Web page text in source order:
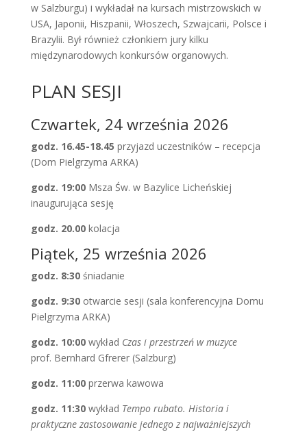
w Salzburgu) i wykładał na kursach mistrzowskich w
USA, Japonii, Hiszpanii, Włoszech, Szwajcarii, Polsce i
Brazylii. Był również członkiem jury kilku
międzynarodowych konkursów organowych.
PLAN SESJI
Czwartek, 24 września 2026
godz. 16.45-18.45 przyjazd uczestników – recepcja
(Dom Pielgrzyma ARKA)
godz. 19:00Msza Św. w Bazylice Licheńskiej
inaugurująca sesję
godz. 20.00kolacja
Piątek, 25 września 2026
godz. 8:30śniadanie
godz. 9:30otwarcie sesji (sala konferencyjna Domu
Pielgrzyma ARKA)
godz. 10:00wykład Czas i przestrzeń w muzyce
prof. Bernhard Gfrerer (Salzburg)
godz. 11:00przerwa kawowa
godz. 11:30wykład Tempo rubato. Historia i
praktyczne zastosowanie jednego z najważniejszych